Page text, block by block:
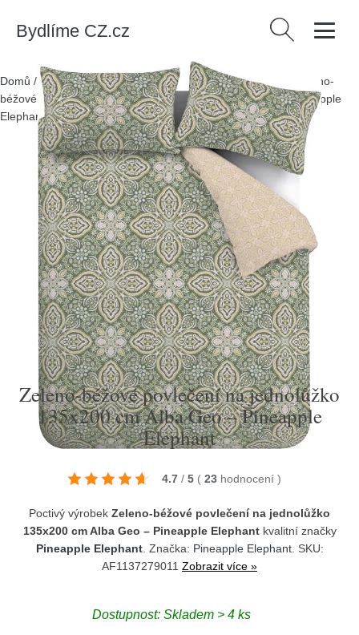
Bydlíme CZ.cz Vyhledávání
Domů / Produkty/> Textil > Textil do ložnice > Povlečení
Zeleno-
béžové povlečení na jednolůžko 135x200 cm Alba Geo – Pineapple
Elephant
Zeleno-béžové povlečení na jednolůžko
135x200 cm Alba Geo – Pineapple
Elephant
4.7 / 5 ( 23 hodnocení )
Poctivý výrobek Zeleno-béžové povlečení na jednolůžko
135x200 cm Alba Geo – Pineapple Elephantkvalitní značky
Pineapple Elephant. Značka: Pineapple Elephant. SKU:
AF1137279011 Zobrazit více »
Dostupnost: Skladem > 4 ks